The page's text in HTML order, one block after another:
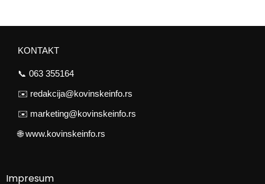
KONTAKT
📞 063 355164
✉️ redakcija@kovinskeinfo.rs
✉️ marketing@kovinskeinfo.rs
🌐www.kovinskeinfo.rs
Impresum